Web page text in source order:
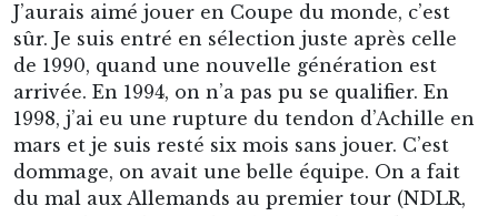
J’aurais aimé jouer en Coupe du monde, c’est
sûr. Je suis entré en sélection juste après celle
de 1990, quand une nouvelle génération est
arrivée. En 1994, on n’a pas pu se qualifier. En
1998, j’ai eu une rupture du tendon d’Achille en
mars et je suis resté six mois sans jouer. C’est
dommage, on avait une belle équipe. On a fait
du mal aux Allemands au premier tour (NDLR,